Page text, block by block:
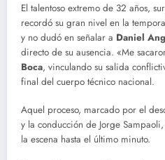
El talentoso extremo de 32 años,
recordó su gran nivel en la
y no dudó en señalar a Daniel
directo de su ausencia. «Me
Boca, vinculando su salida
final del cuerpo técnico nacional.
Aquel proceso, marcado por el
y la conducción de Jorge
la escena hasta el último minuto.